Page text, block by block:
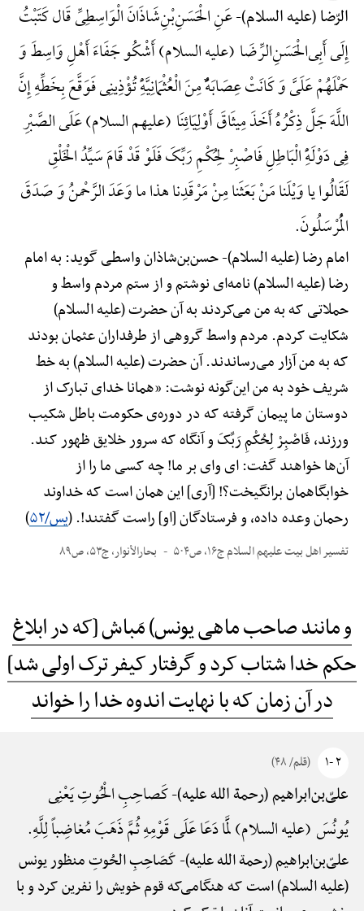
الرّضا (علیه السلام)-عَنِ الْحَسَنِ‌بْنِ‌شَاذَانَ الْوَاسِطِیِّ قَال کَتَبْتُ
إِلَی أَبِی‌الْحَسَنِ‌الرِّضَا (علیه السلام) أَشْکُو جَفَاءَ أَهْلِ وَاسِطَ وَ
حَمْلَهُمْ عَلَیَّ وَ کَانَتْ عِصَابَهًٌْ مِنَ الْعُثْمَانِیَّهًِْ تُؤْذِینِی فَوَقَّعَ بِخَطِّهِ إِنَّ
اللَّهَ جَلَّ ذِکْرُهُ أَخَذَ مِیثَاقَ أَوْلِیَائِنَا (علیهم السلام) عَلَی الصَّبْرِ
فِی دَوْلَهًِْ الْبَاطِلِ فَاصْبِرْ لِحُکْمِ رَبِّکَ فَلَوْ قَدْ قَامَ سَیِّدُ الْخَلْقِ
لَقَالُوا یا وَیْلَنا مَنْ بَعَثَنا مِنْ مَرْقَدِنا هذا ما وَعَدَ الرَّحْمنُ وَ صَدَقَ
الْمُرْسَلُونَ.
امام رضا (علیه السلام)-حسن‌بن‌شاذان واسطی گوید: به امام
رضا (علیه السلام) نامه‌ای نوشتم و از ستم مردم واسط و
حملاتی که به من می‌کردند به آن حضرت (علیه السلام)
شکایت کردم. مردم واسط گروهی از طرفداران عثمان بودند
که به من آزار می‌رساندند. آن حضرت (علیه السلام) به خط
شریف خود به من این‌گونه نوشت: «همانا خدای تبارک از
دوستان ما پیمان گرفته که در دوره‌ی حکومت باطل شکیب
ورزند، فَاصْبِرْ لِحُکْمِ رَبِّکَ و آنگاه که سرور خلایق ظهور کند.
آن‌ها خواهند گفت: ای وای بر ما! چه کسی ما را از
خوابگاهمان برانگیخت؟! [آری] این همان است که خداوند
رحمان وعده داده، و فرستادگان [او] راست گفتند!. (یس/۵۲ )
تفسیر اهل بیت علیهم السلام ج۱۶، ص۵۰۴ بحارالأنوار، ج۵۳، ص۸۹
و مانند صاحب ماهی یونس) مَباش [که در ابلاغ
حکم خدا شتاب کرد و گرفتار کیفر ترک اولی شد]
در آن زمان که با نهایت اندوه خدا را خواند
۲ -۱ (قلم/ ۴۸)
علیّ‌بن‌ابراهیم (رحمة الله علیه)-کَصاحِبِ الْحُوتِ یَعْنِی
یُونُسَ (علیه السلام) لَمَّا دَعَا عَلَی قَوْمِهِ ثُمَّ ذَهَبَ مُغاضِباً لِلَّهِ.
علیّ‌بن‌ابراهیم (رحمة الله علیه)-کَصَاحِبِ الحُوتِ منظور یونس
(علیه السلام) است که هنگامی‌که قوم خویش را نفرین کرد و با